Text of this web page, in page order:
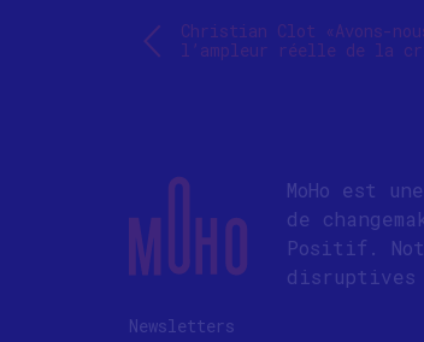
Christian Clot «Avons-
l’ampleur réelle de la
MoHo est
de
Positif.
disruptives
Newsletters